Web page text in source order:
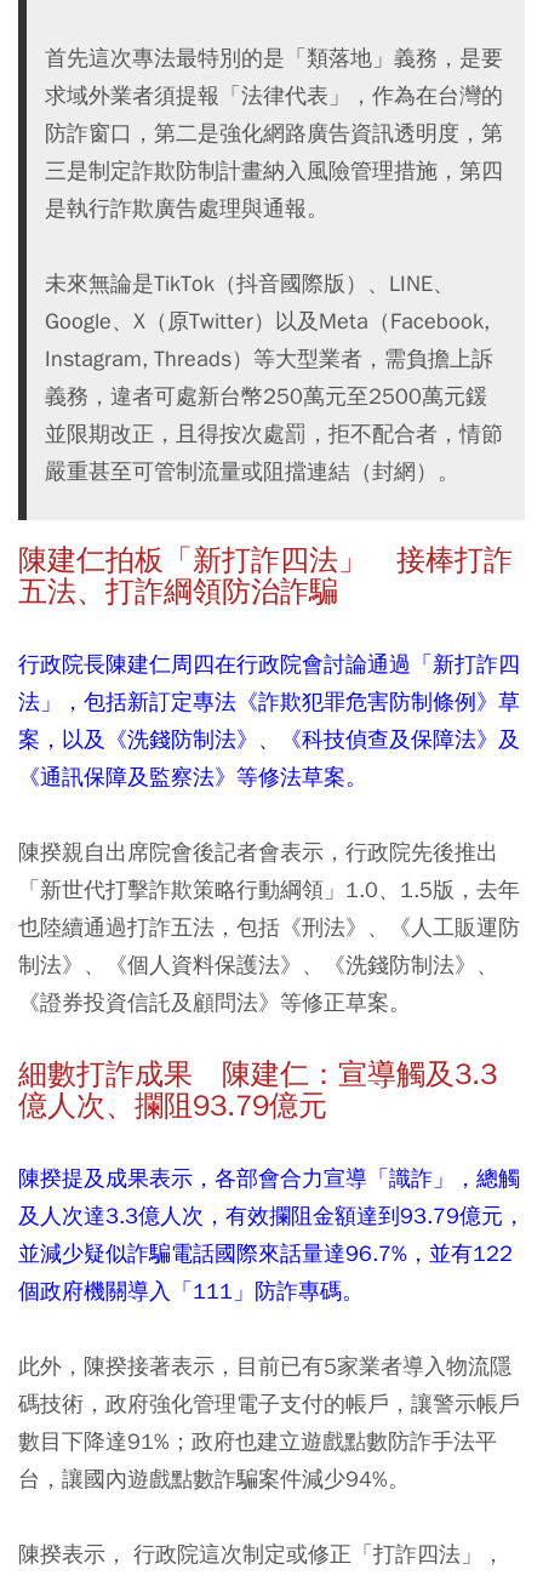
首先這次專法最特別的是「類落地」義務，是要
求域外業者須提報「法律代表」，作為在台灣的
防詐窗口，第二是強化網路廣告資訊透明度，第
三是制定詐欺防制計畫納入風險管理措施，第四
是執行詐欺廣告處理與通報。
未來無論是TikTok（抖音國際版）、LINE、
Google、X（原Twitter）以及Meta（Facebook,
Instagram, Threads）等大型業者，需負擔上訴
義務，違者可處新台幣250萬元至2500萬元鍰
並限期改正，且得按次處罰，拒不配合者，情節
嚴重甚至可管制流量或阻擋連結（封網）。
陳建仁拍板「新打詐四法」 接棒打詐
五法、打詐綱領防治詐騙
行政院長陳建仁周四在行政院會討論通過「新打詐四
法」，包括新訂定專法《詐欺犯罪危害防制條例》草
案，以及《洗錢防制法》、《科技偵查及保障法》及
《通訊保障及監察法》等修法草案。
陳揆親自出席院會後記者會表示，行政院先後推出
「新世代打擊詐欺策略行動綱領」1.0、1.5版，去年
也陸續通過打詐五法，包括《刑法》、《人工販運防
制法》、《個人資料保護法》、《洗錢防制法》、
《證券投資信託及顧問法》等修正草案。
細數打詐成果 陳建仁：宣導觸及3.3
億人次、攔阻93.79億元
陳揆提及成果表示，各部會合力宣導「識詐」，總觸
及人次達3.3億人次，有效攔阻金額達到93.79億元，
並減少疑似詐騙電話國際來話量達96.7%，並有122
個政府機關導入「111」防詐專碼。
此外，陳揆接著表示，目前已有5家業者導入物流隱
碼技術，政府強化管理電子支付的帳戶，讓警示帳戶
數目下降達91%；政府也建立遊戲點數防詐手法平
台，讓國內遊戲點數詐騙案件減少94%。
陳揆表示， 行政院這次制定或修正「打詐四法」，